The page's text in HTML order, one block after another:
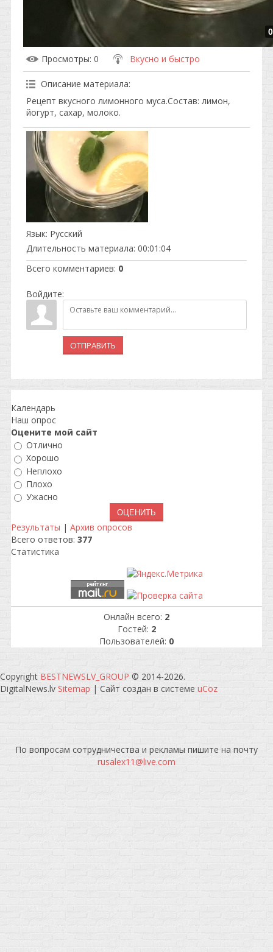
Просмотры: 0 Вкусно и быстро
Описание материала:
Рецепт вкусного лимонного муса.Состав: лимон,
йогурт, сахар, молоко.
Язык: Русский
Длительность материала: 00:01:04
Всего комментариев: 0
Войдите:
ОТПРАВИТЬ
Календарь
Наш опрос
Оцените мой сайт
Отлично
Хорошо
Неплохо
Плохо
Ужасно
Результаты | Архив опросов
Всего ответов: 377
Статистика
Онлайн всего: 2
Гостей: 2
Пользователей: 0
Copyright BESTNEWSLV_GROUP © 2014-2026.
DigitalNews.lv Sitemap | Сайт создан в системе uCoz
По вопросам сотрудничества и рекламы пишите на почту
rusalex11@live.com